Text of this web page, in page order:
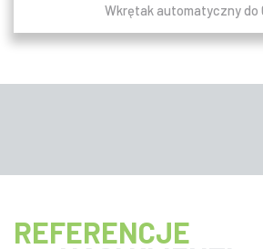
Wkrętak automatyczny do
REFERENCJE